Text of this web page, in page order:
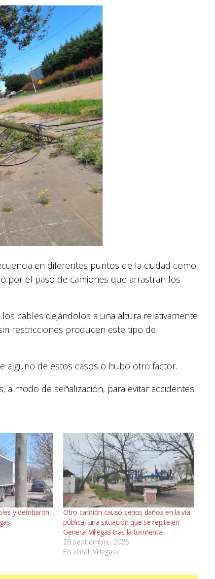
en diferentes puntos de la ciudad como
por el paso de camiones que arrastran los
cables dejándolos a una altura relativamente
restricciones producen este tipo de
alguno de estos casos o hubo otro factor.
modo de señalización, para evitar accidentes.
y derribaron
Otro camión causó serios daños en la vía
pública, una situación que se repite en
General Villegas tras la tormenta
26 septiembre, 2025
En «Gral. Villegas»